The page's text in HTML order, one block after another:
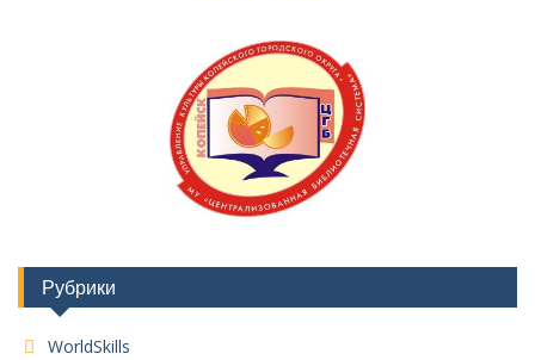
Рубрики
WorldSkills